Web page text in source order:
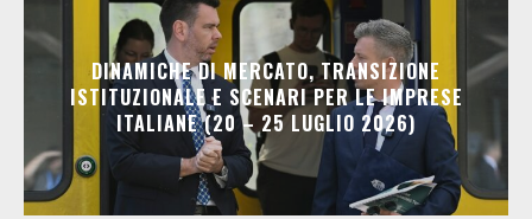
DINAMICHE DI MERCATO, TRANSIZIONE
ISTITUZIONALE E SCENARI PER LE IMPRESE
ITALIANE (20 – 25 LUGLIO 2026)